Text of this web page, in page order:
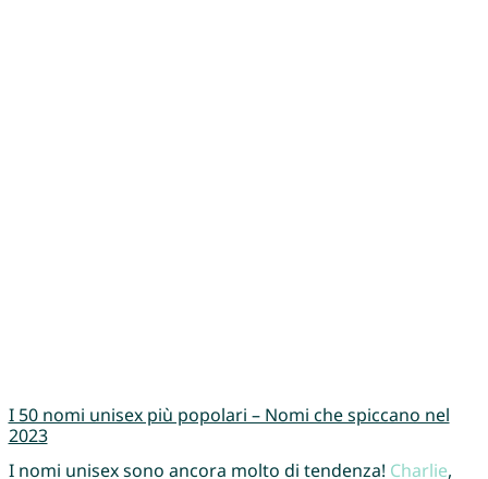
I 50 nomi unisex più popolari – Nomi che spiccano nel
2023
I nomi unisex sono ancora molto di tendenza! Charlie,